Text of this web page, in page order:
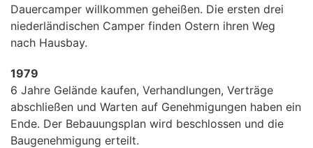
Dauercamper willkommen geheißen. Die ersten drei
niederländischen Camper finden Ostern ihren Weg
nach Hausbay.
1979
6 Jahre Gelände kaufen, Verhandlungen, Verträge
abschließen und Warten auf Genehmigungen haben ein
Ende. Der Bebauungsplan wird beschlossen und die
Baugenehmigung erteilt.